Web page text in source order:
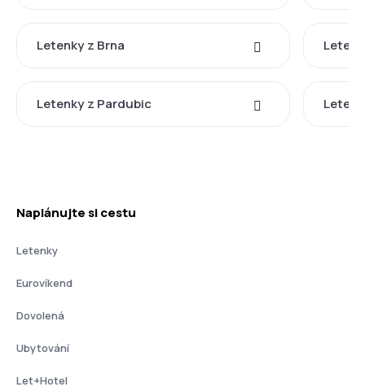
Letenky z Brna
Letenky z Pardubic
Naplánujte si cestu
Letenky
Eurovíkend
Dovolená
Ubytování
Let+Hotel